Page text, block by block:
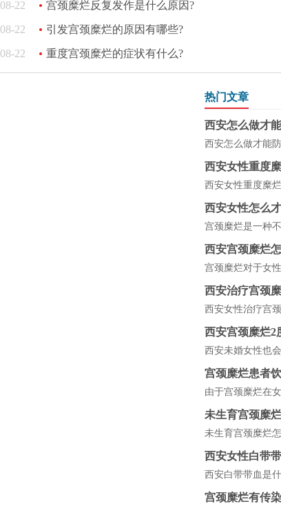
08-22 宫颈糜烂反复发作是什么原因?
08-22 引发宫颈糜烂的原因有哪些?
08-22 重度宫颈糜烂的症状有什么?
热门文章
西安怎么做才
西安怎么做才能
西安女性重度
西安女性重度糜
西安女性怎么
宫颈糜烂是一种
西安宫颈糜烂
宫颈糜烂对于女
西安治疗宫颈
西安女性治疗宫
西安宫颈糜烂2
西安未婚女性也
宫颈糜烂患者
由于宫颈糜烂在
未生育宫颈糜
未生育宫颈糜烂
西安女性白带
西安白带带血是
宫颈糜烂有传